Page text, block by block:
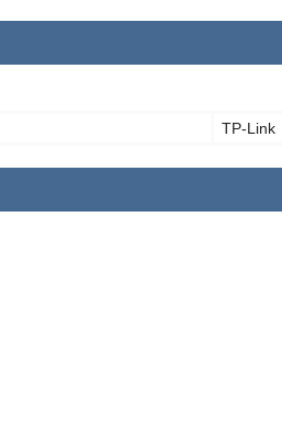
TP-Link